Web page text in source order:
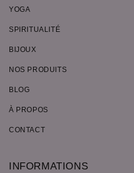
YOGA
SPIRITUALITÉ
BIJOUX
NOS PRODUITS
BLOG
À PROPOS
CONTACT
INFORMATIONS